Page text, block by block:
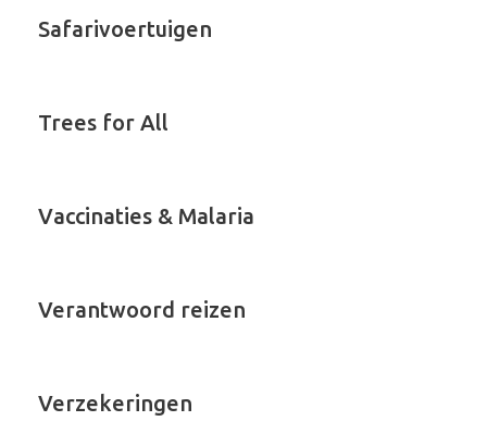
Safarivoertuigen
Trees for All
Vaccinaties & Malaria
Verantwoord reizen
Verzekeringen